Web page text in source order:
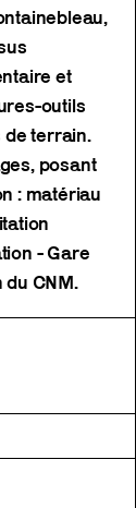
et
outils
de terrain.
posant
: matériau
- Gare
du CNM.